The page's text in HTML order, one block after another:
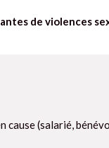
de violences
cause (salarié,